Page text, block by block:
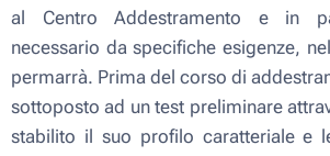
al Centro Addestramento e in
necessario da specifiche esigenze,
permarrà. Prima del corso di
sottoposto ad un test preliminare
stabilito il suo profilo caratteriale e